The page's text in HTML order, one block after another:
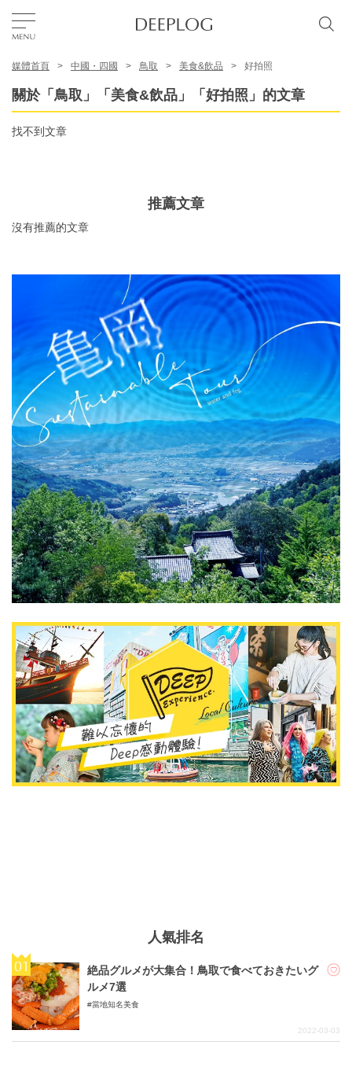
TOP
特色主題
繁體中文
關於DEEPLOG
隐私政策
聯系我們
網站營運企業
招募旅遊作家
媒體首頁 中國・四國 鳥取 美食&飲品 好拍照
關於「鳥取」「美食&飲品」「好拍照」的文章
找不到文章
推薦文章
沒有推薦的文章
人氣排名
絶品グルメが大集合！鳥取で食べておきたいグ
ルメ7選
當地知名美食
2022-03-03